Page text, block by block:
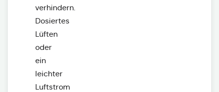
verhindern.
Dosiertes
Lüften
oder
ein
leichter
Luftstrom